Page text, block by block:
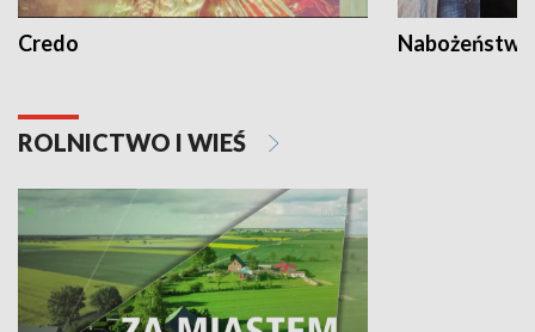
Credo
ROLNICTWO I WIEŚ